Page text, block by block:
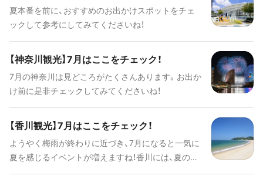
夏本番を前に、おすすめのお出かけスポットをチェ
ックして参考にしてみてくださいね！
【神奈川観光】7月はここをチェック！
7月の神奈川は見どころがたくさんあります。お出か
け前に是非チェックしてみてくださいね！
【香川観光】7月はここをチェック！
ようやく梅雨が終わりに近づき、7月になると一気に
夏を感じるイベントが増えますね！香川には、夏の風